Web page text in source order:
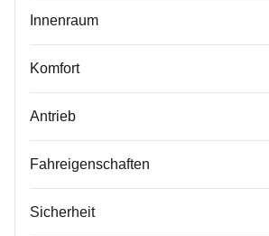
Innenraum
Komfort
Antrieb
Fahreigenschaften
Sicherheit